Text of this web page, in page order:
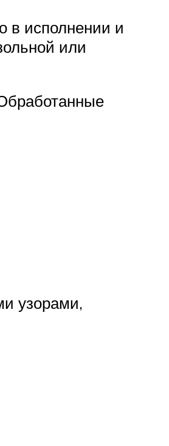
в исполнении и
или
узорами,